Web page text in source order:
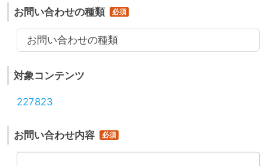
お問い合わせの種類
お問い合わせの種類
対象コンテンツ
227823
お問い合わせ内容